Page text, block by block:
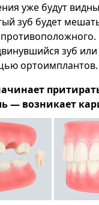
уже будут
зуб будет
зуб
ортоимплантов.
— возникает